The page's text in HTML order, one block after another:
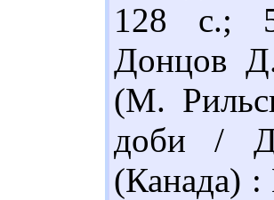
128 c.;
Донцов
(М.
доби /
(Канада) :